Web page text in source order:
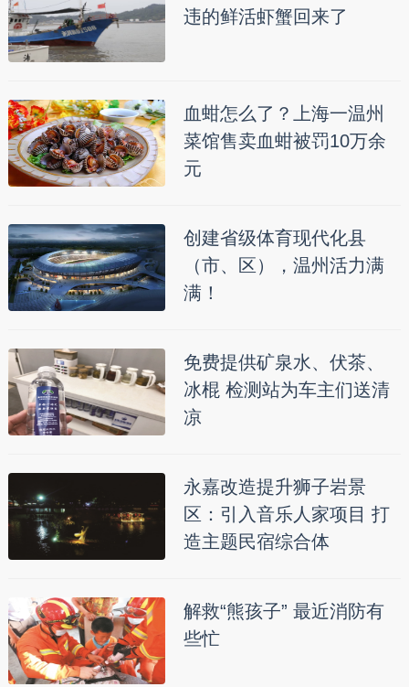
违的鲜活虾蟹回来了
血蚶怎么了？上海一温州
菜馆售卖血蚶被罚10万余
元
创建省级体育现代化县
（市、区），温州活力满
满！
免费提供矿泉水、伏茶、
冰棍 检测站为车主们送清
凉
永嘉改造提升狮子岩景
区：引入音乐人家项目 打
造主题民宿综合体
解救“熊孩子” 最近消防有
些忙